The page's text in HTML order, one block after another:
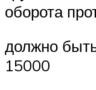
оборота
должно
15000